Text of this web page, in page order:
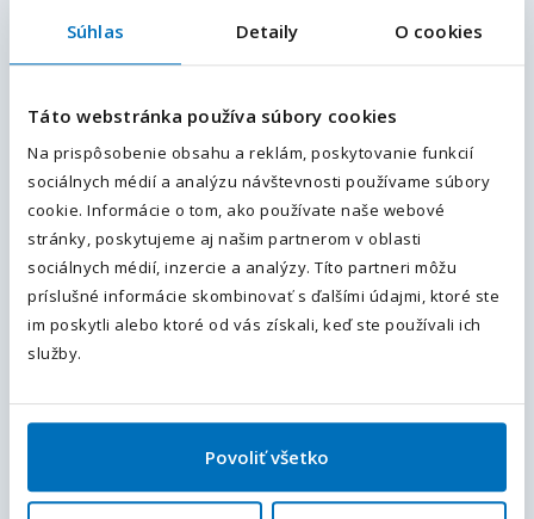
Súhlas Detaily O cookies
Táto webstránka používa súbory cookies
Na prispôsobenie obsahu a reklám, poskytovanie funkcií
sociálnych médií a analýzu návštevnosti používame súbory
cookie. Informácie o tom, ako používate naše webové
stránky, poskytujeme aj našim partnerom v oblasti
sociálnych médií, inzercie a analýzy. Títo partneri môžu
príslušné informácie skombinovať s ďalšími údajmi, ktoré ste
im poskytli alebo ktoré od vás získali, keď ste používali ich
služby.
Povoliť všetko
Váš telefón*
Doplňujúce informácie (poznámka)
Priložte váš životopis
Chcem dostávať podobné ponuky a novinky do e-mailu.
Súhlasím saspracovaním osobných údajov.
Váš telefón*
+421
Predvoľba
Odoslaním súhlasíte saspracovaním osobných údajov.
Odoslať